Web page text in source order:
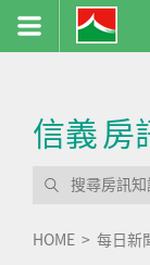
信義房
HOME 每日新